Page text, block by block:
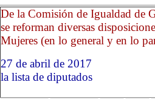
De la Comisión de Igualdad de
se reforman diversas
Mujeres (en lo general y en lo
27 de abril de 2017
la lista de diputados